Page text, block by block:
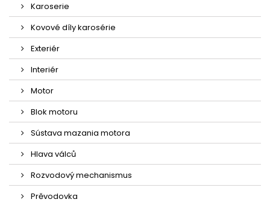
Karoserie
Kovové díly karosérie
Exteriér
Interiér
Motor
Blok motoru
Sústava mazania motora
Hlava válců
Rozvodový mechanismus
Prěvodovka